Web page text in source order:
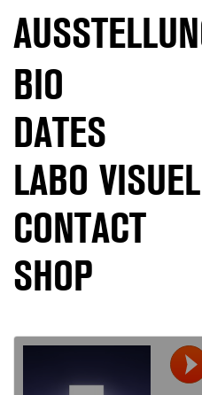
BIO
DATES
LABO VISUEL
CONTACT
SHOP